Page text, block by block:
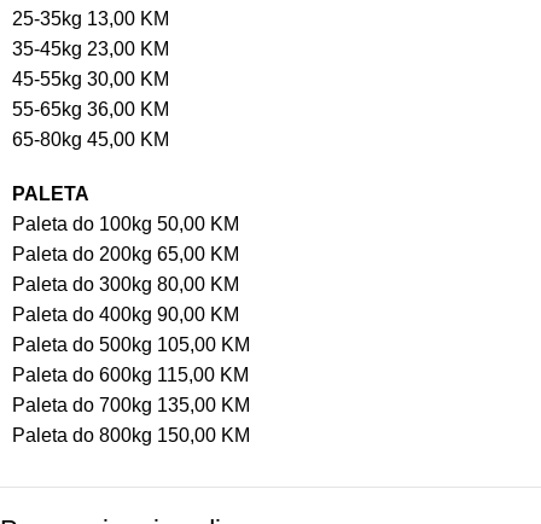
25-35kg 13,00 KM
35-45kg 23,00 KM
45-55kg 30,00 KM
55-65kg 36,00 KM
65-80kg 45,00 KM
PALETA
Paleta do 100kg 50,00 KM
Paleta do 200kg 65,00 KM
Paleta do 300kg 80,00 KM
Paleta do 400kg 90,00 KM
Paleta do 500kg 105,00 KM
Paleta do 600kg 115,00 KM
Paleta do 700kg 135,00 KM
Paleta do 800kg 150,00 KM